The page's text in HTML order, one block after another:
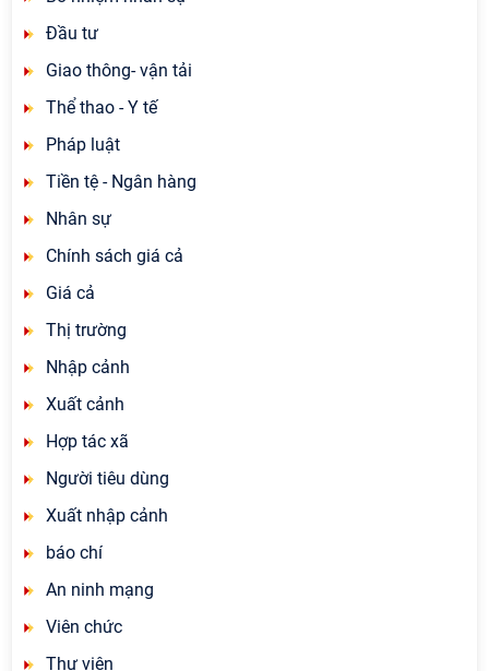
Đầu tư
Giao thông- vận tải
Thể thao - Y tế
Pháp luật
Tiền tệ - Ngân hàng
Nhân sự
Chính sách giá cả
Giá cả
Thị trường
Nhập cảnh
Xuất cảnh
Hợp tác xã
Người tiêu dùng
Xuất nhập cảnh
báo chí
An ninh mạng
Viên chức
Thư viện